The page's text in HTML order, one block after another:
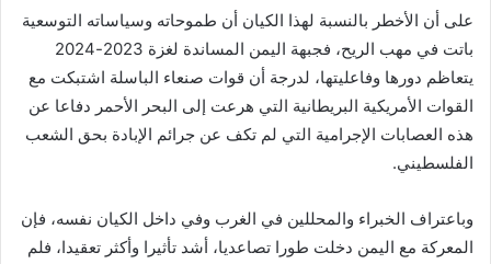
على أن الأخطر بالنسبة لهذا الكيان أن طموحاته وسياساته التوسعية
باتت في مهب الريح، فجبهة اليمن المساندة لغزة 2023-2024
يتعاظم دورها وفاعليتها، لدرجة أن قوات صنعاء الباسلة اشتبكت مع
القوات الأمريكية البريطانية التي هرعت إلى البحر الأحمر دفاعا عن
هذه العصابات الإجرامية التي لم تكف عن جرائم الإبادة بحق الشعب
الفلسطيني.
وباعتراف الخبراء والمحللين في الغرب وفي داخل الكيان نفسه، فإن
المعركة مع اليمن دخلت طورا تصاعديا، أشد تأثيرا وأكثر تعقيدا، فلم